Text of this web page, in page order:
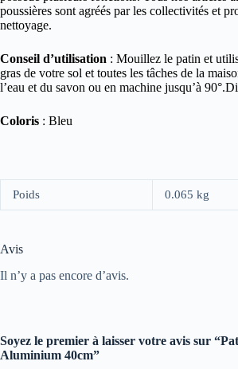
poussières sont agréés par les collectivités et
nettoyage.
Conseil d’utilisation : Mouillez le patin et
gras de votre sol et toutes les tâches de la
l’eau et du savon ou en machine jusqu’à
Coloris : Bleu
Poids 0.065 kg
Avis
Il n’y a pas encore d’avis.
Soyez le premier à laisser votre avis sur
Aluminium 40cm”